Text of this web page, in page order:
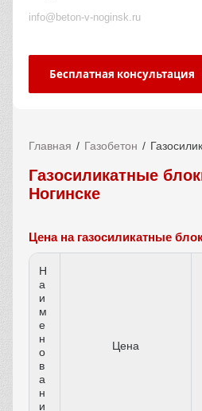
info@beton-v-noginsk.ru
Бесплатная консультация
Главная Газобетон
Газосиликатные
Ногинске
Цена на газосиликатные
Н
а
и
м
е
н
о
в
а
н
и
Цена